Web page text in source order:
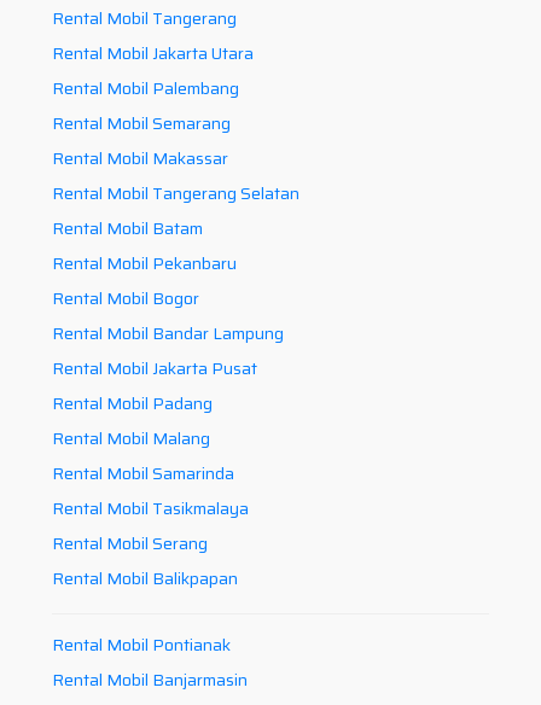
Rental Mobil Tangerang
Rental Mobil Jakarta Utara
Rental Mobil Palembang
Rental Mobil Semarang
Rental Mobil Makassar
Rental Mobil Tangerang Selatan
Rental Mobil Batam
Rental Mobil Pekanbaru
Rental Mobil Bogor
Rental Mobil Bandar Lampung
Rental Mobil Jakarta Pusat
Rental Mobil Padang
Rental Mobil Malang
Rental Mobil Samarinda
Rental Mobil Tasikmalaya
Rental Mobil Serang
Rental Mobil Balikpapan
Rental Mobil Pontianak
Rental Mobil Banjarmasin